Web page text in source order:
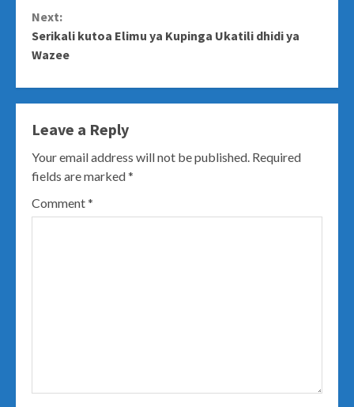
Next:
Serikali kutoa Elimu ya Kupinga Ukatili dhidi ya
Wazee
Leave a Reply
Your email address will not be published. Required
fields are marked*
Comment*